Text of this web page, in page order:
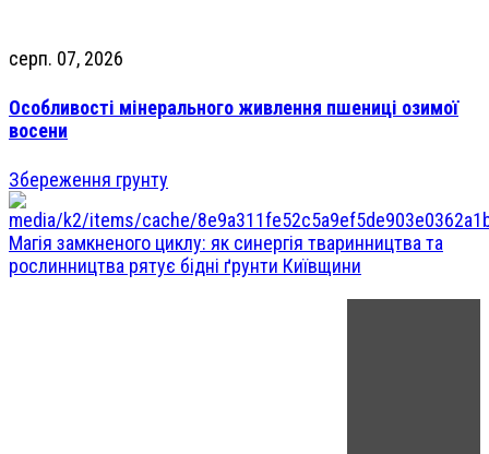
серп. 07, 2026
Особливості мінерального живлення пшениці озимої
восени
Збереження грунту
Магія замкненого циклу: як синергія тваринництва та
рослинництва рятує бідні ґрунти Київщини